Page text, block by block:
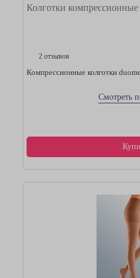
Колготки компрессионные
2 отзывов
Компрессионные колготки
Смотреть